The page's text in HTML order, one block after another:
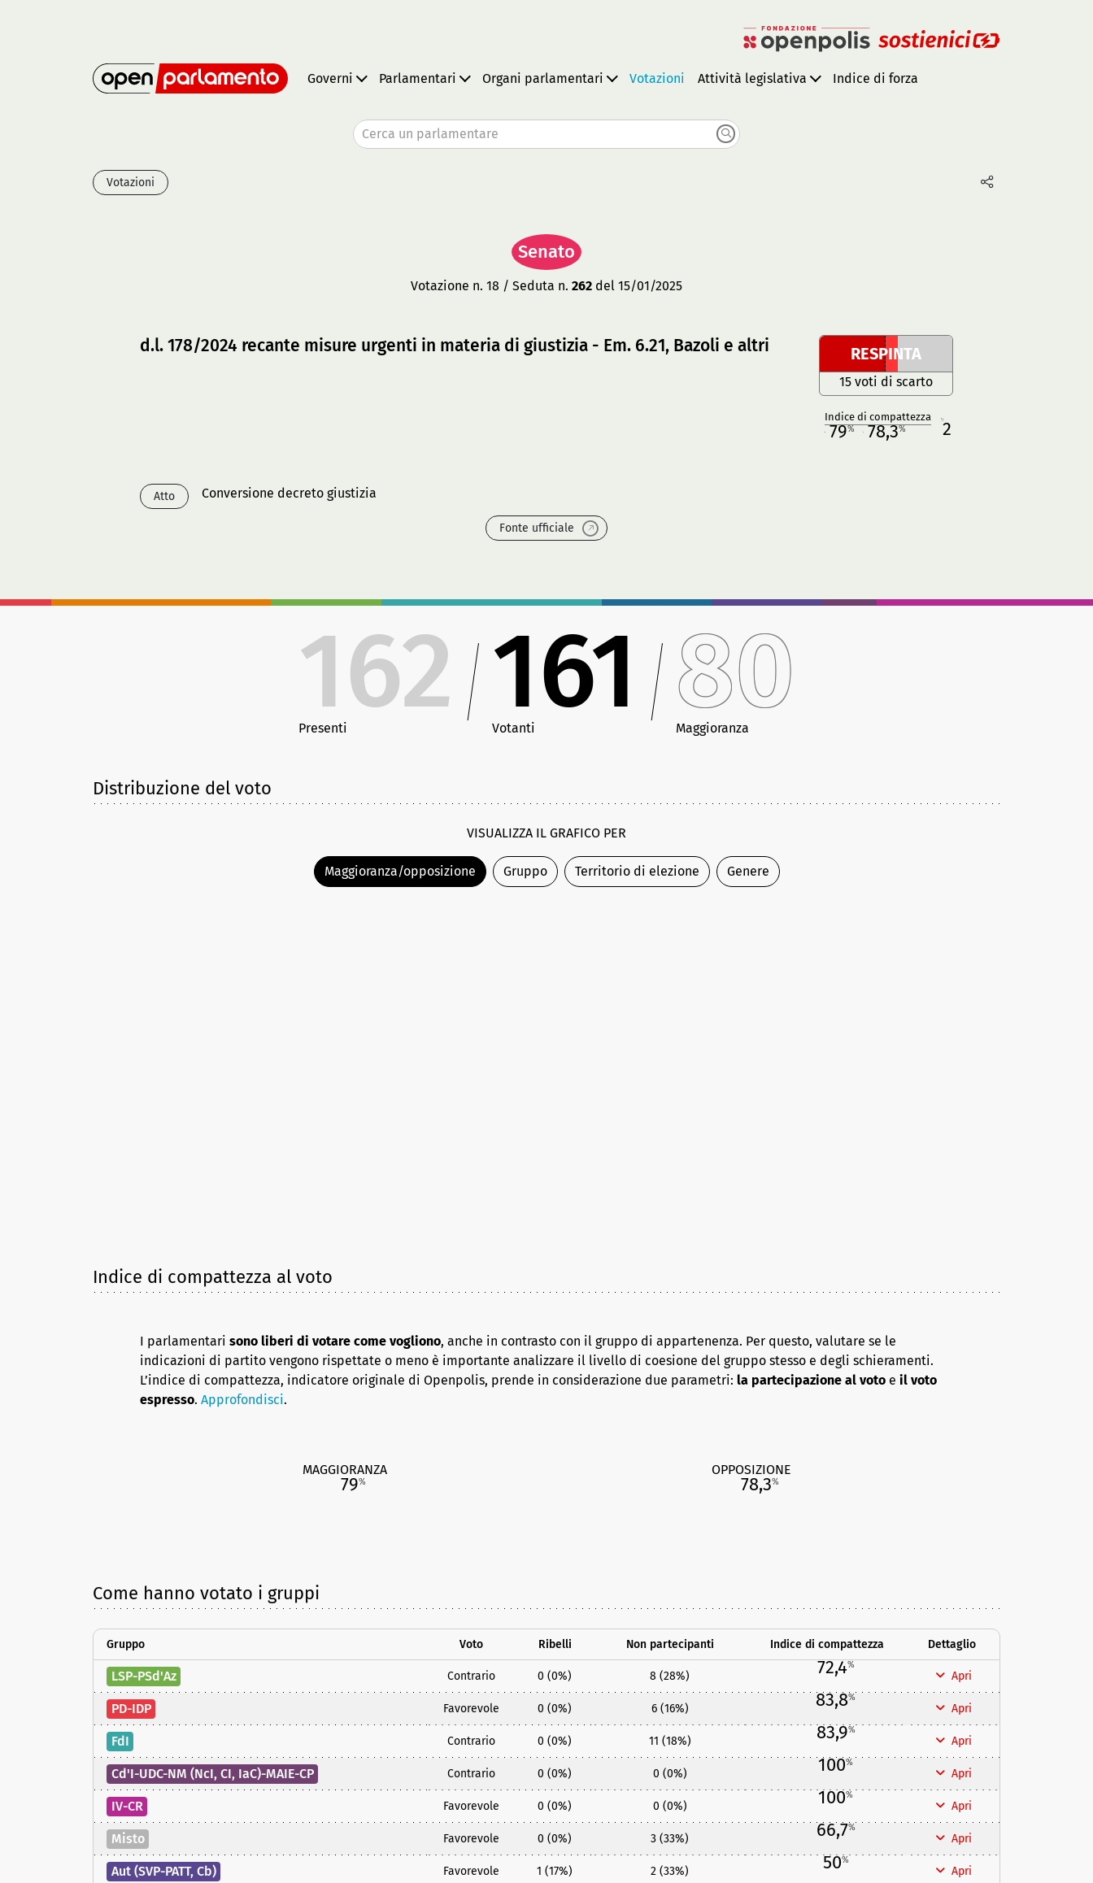
Governi Parlamentari Organi parlamentari Votazioni Attività legislativa Indice di forza
Cerca un parlamentare
Votazioni
Senato
Votazione n. 18 / Seduta n. 262 del 15/01/2025
d.l. 178/2024 recante misure urgenti in materia di giustizia - Em. 6.21, Bazoli e altri RESPINTA
15 voti di scarto
Indice di compattezza
79% 78,3% 2
Atto Conversione decreto giustizia
Fonte ufficiale
162
Presenti 161
Votanti 80
Maggioranza
Distribuzione del voto
VISUALIZZA IL GRAFICO PER
Maggioranza/opposizione Gruppo Territorio di elezione Genere
Indice di compattezza al voto
I parlamentari sono liberi di votare come vogliono, anche in contrasto con il gruppo di appartenenza. Per questo, valutare se le
indicazioni di partito vengono rispettate o meno è importante analizzare il livello di coesione del gruppo stesso e degli schieramenti.
L’indice di compattezza, indicatore originale di Openpolis, prende in considerazione due parametri: la partecipazione al voto e il voto
espresso. Approfondisci.
MAGGIORANZA
79%
OPPOSIZIONE
78,3%
Come hanno votato i gruppi
Gruppo Voto Ribelli Non partecipanti Indice di compattezza Dettaglio
LSP-PSd'Az Contrario 0 (0%) 8 (28%) 72,4%
Apri
PD-IDP Favorevole 0 (0%) 6 (16%) 83,8%
Apri
FdI Contrario 0 (0%) 11 (18%) 83,9%
Apri
Cd'I-UDC-NM (NcI, CI, IaC)-MAIE-CP Contrario 0 (0%) 0 (0%) 100%
Apri
IV-CR Favorevole 0 (0%) 0 (0%) 100%
Apri
Misto Favorevole 0 (0%) 3 (33%) 66,7%
Apri
Aut (SVP-PATT, Cb) Favorevole 1 (17%) 2 (33%) 50%
Apri